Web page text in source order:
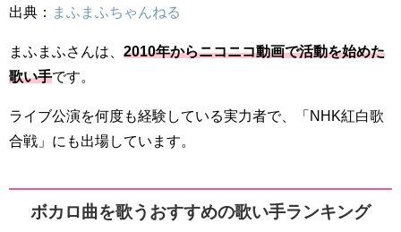
出典： まふまふちゃんねる
まふまふさんは、 2010年からニコニコ動画で活動を始めた
歌い手です。
ライブ公演を何度も経験している実力者で、「NHK紅白歌
合戦」にも出場しています。
ボカロ曲を歌うおすすめの歌い手ランキング